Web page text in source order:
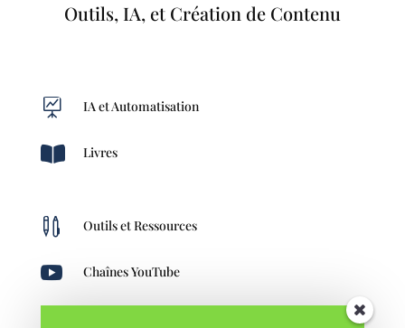
Outils, IA, et Création de Contenu
 IA et Automatisation
 Livres
 Outils et Ressources
 Chaînes YouTube